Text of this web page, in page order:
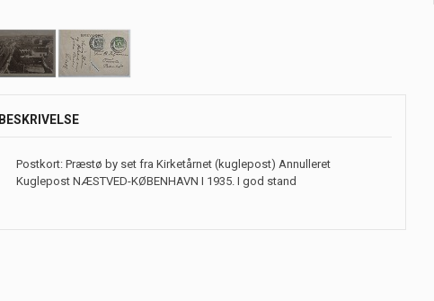
BESKRIVELSE
Postkort: Præstø by set fra Kirketårnet (kuglepost) Annulleret
Kuglepost NÆSTVED-KØBENHAVN I 1935. I god stand